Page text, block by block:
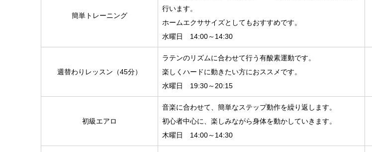
簡単トレーニング
行います。
ホームエクササイズとしてもおすすめです。
水曜日 14:00～14:30
週替わりレッスン（45分）
ラテンのリズムに合わせて行う有酸素運動です。
楽しくハードに動きたい方におススメです。
水曜日 19:30～20:15
初級エアロ
音楽に合わせて、簡単なステップ動作を繰り返します。
初心者中心に、楽しみながら身体を動かしていきます。
木曜日 14:00～14:30